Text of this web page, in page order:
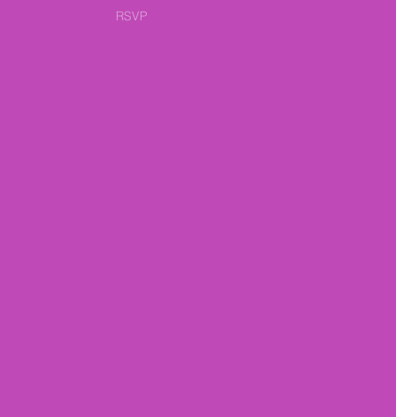
RSVP